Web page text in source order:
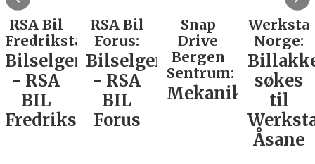
RSA Bil
Fredrikstad:
Bilselger
- RSA
BIL
Fredrikstad
RSA Bil
Forus:
Bilselger
- RSA
BIL
Forus
Snap
Drive
Bergen
Sentrum:
Mekaniker
Werksta
Norge:
søkes
til
Åsane